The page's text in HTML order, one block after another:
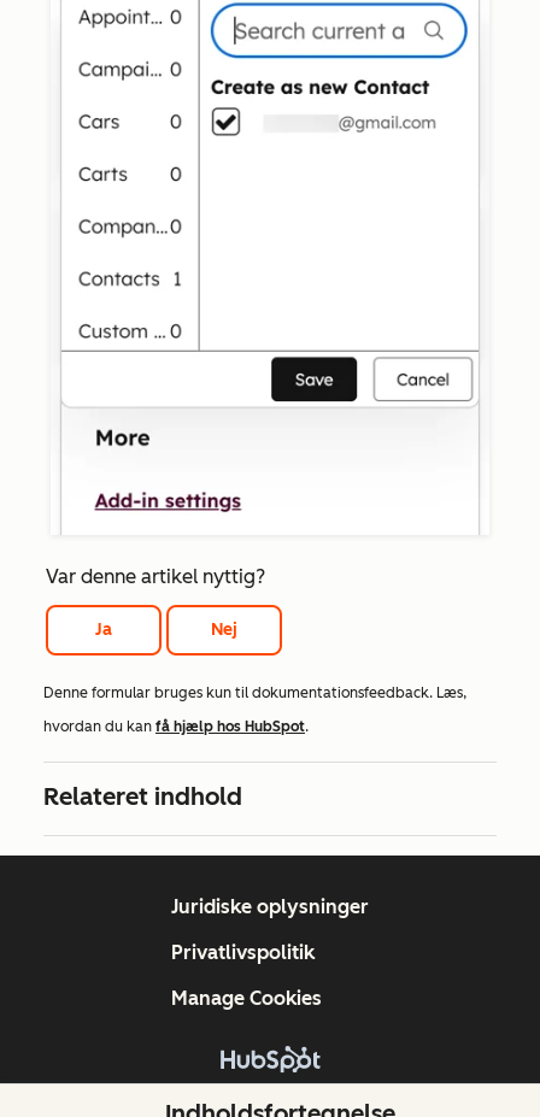
Var denne artikel nyttig?
Ja Nej
Denne formular bruges kun til dokumentationsfeedback. Læs,
hvordan du kan få hjælp hos HubSpot.
Relateret indhold
Copyright © 2026 HubSpot, Inc.
Juridiske oplysninger
Privatlivspolitik
Manage Cookies